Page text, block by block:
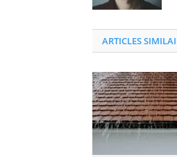
ARTICLES